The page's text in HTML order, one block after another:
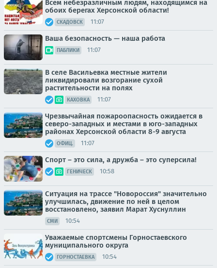
Всем небезразличным людям, находящимся на
обоих берегах Херсонской области!
СКАДОВСК 11:07
Ваша безопасность — наша работа
ПАБЛИКИ 11:07
В селе Васильевка местные жители
ликвидировали возгорание сухой
растительности на полях
КАХОВКА 11:07
Чрезвычайная пожароопасность ожидается в
северо-западных и местами в юго-западных
районах Херсонской области 8-9 августа
ОФИЦ. 11:07
Спорт – это сила, а дружба – это суперсила!
ГЕНИЧЕСК 10:58
Ситуация на трассе "Новороссия" значительно
улучшилась, движение по ней в целом
восстановлено, заявил Марат Хуснуллин
СМИ 10:54
Уважаемые спортсмены Горностаевского
муниципального округа
ГОРНОСТАЕВКА 10:54